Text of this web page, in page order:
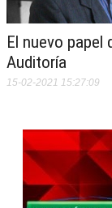
El nuevo papel
Auditoría
15-02-2021 15:27:09